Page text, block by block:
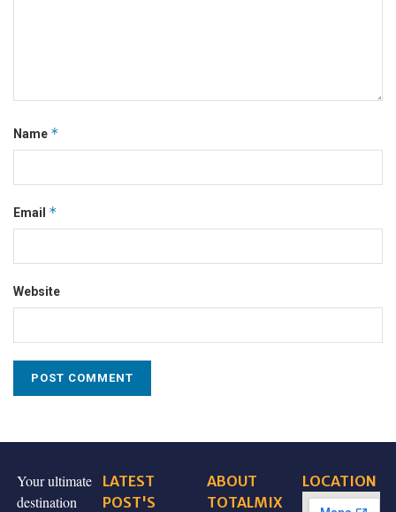
Name *
Email *
Website
Your ultimate
destination
LATEST
POST'S
ABOUT
TOTALMIX
LOCATION